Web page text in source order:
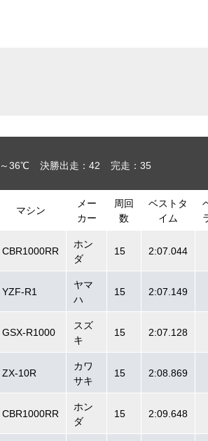
36℃ 決勝出走：42
完走：35
マシン
メー
カー
周回
数
ベストタ
イム
CBR1000RR
ホン
ダ
15 2:07.044
YZF-R1
ヤマ
ハ
15 2:07.149
GSX-R1000
スズ
キ
15 2:07.128
ZX-10R
カワ
サキ
15 2:08.869
CBR1000RR
ホン
ダ
15 2:09.648